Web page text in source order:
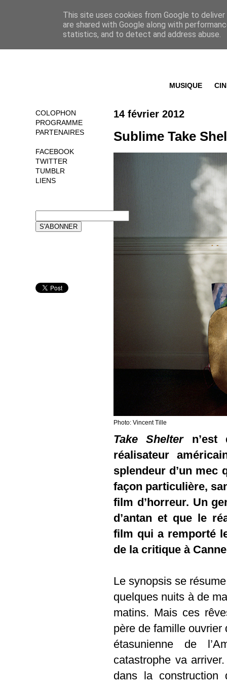
MUSIQUE
14 février 2012
Sublime Take
Photo: Vincent Tille
Take Sheltern’est
réalisateur
splendeur d’un mec
façon particulière,
film d’horreur. Un
d’antan et que le
film qui a remporté
de la critique à
Le synopsis se
quelques nuits à de
matins. Mais ces
père de famille ouvrier
étasunienne de
catastrophe va
dans la construction
COLOPHON
PROGRAMME
PARTENAIRES
FACEBOOK
TWITTER
TUMBLR
LIENS
This site uses cookies from Google to
are shared with Google along with
statistics, and to detect and address abuse.